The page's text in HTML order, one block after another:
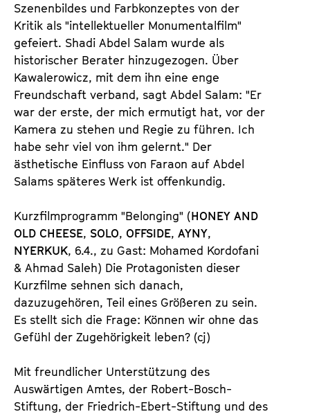
Szenenbildes und Farbkonzeptes von der
Kritik als "intellektueller Monumentalfilm"
gefeiert. Shadi Abdel Salam wurde als
historischer Berater hinzugezogen. Über
Kawalerowicz, mit dem ihn eine enge
Freundschaft verband, sagt Abdel Salam: "Er
war der erste, der mich ermutigt hat, vor der
Kamera zu stehen und Regie zu führen. Ich
habe sehr viel von ihm gelernt." Der
ästhetische Einfluss von Faraon auf Abdel
Salams späteres Werk ist offenkundig.
Kurzfilmprogramm "Belonging" (HONEY AND
OLD CHEESE, SOLO, OFFSIDE, AYNY,
NYERKUK, 6.4., zu Gast: Mohamed Kordofani
& Ahmad Saleh) Die Protagonisten dieser
Kurzfilme sehnen sich danach,
dazuzugehören, Teil eines Größeren zu sein.
Es stellt sich die Frage: Können wir ohne das
Gefühl der Zugehörigkeit leben? (cj)
Mit freundlicher Unterstützung des
Auswärtigen Amtes, der Robert-Bosch-
Stiftung, der Friedrich-Ebert-Stiftung und des